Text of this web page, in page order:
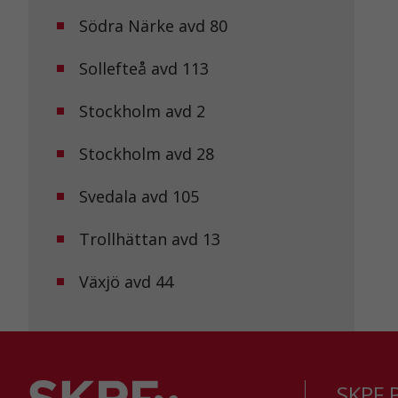
Södra Närke avd 80
Sollefteå avd 113
Stockholm avd 2
Stockholm avd 28
Svedala avd 105
Trollhättan avd 13
Växjö avd 44